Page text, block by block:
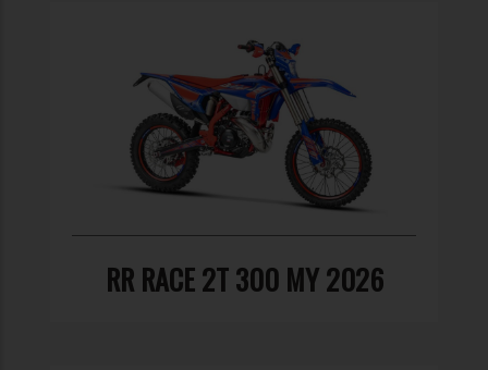
RR RACE 2T 300 MY 2026